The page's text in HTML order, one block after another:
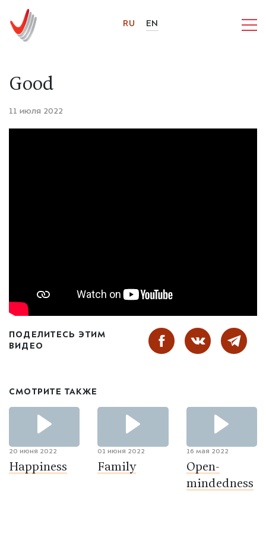
RU EN
Good
11 июля 2022
ПОДЕЛИТЕСЬ ЭТИМ
ВИДЕО
СМОТРИТЕ ТАКЖЕ
20 июня 2022
Happiness
01 июня 2022
Family
16 мая 2022
Open-
mindedness